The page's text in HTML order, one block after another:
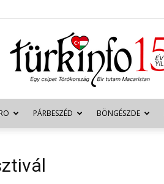
Türkinfo
PÁRBESZÉD BÖNGÉSZDE